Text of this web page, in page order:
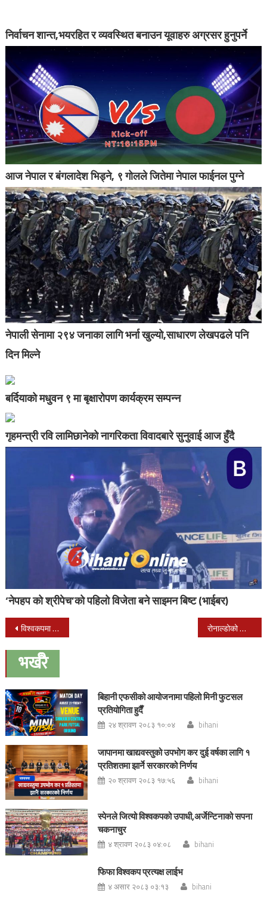
निर्वाचन शान्त,भयरहित र व्यवस्थित बनाउन यूवाहरु अग्रसर हुनुपर्ने
आज नेपाल र बंगलादेश भिड्ने, ९ गोलले जितेमा नेपाल फाईनल पुग्ने
नेपाली सेनामा २९४ जनाका लागि भर्ना खुल्यो,साधारण लेखपढले पनि
दिन मिल्ने
बर्दियाको मधुवन ९ मा बृक्षारोपण कार्यक्रम सम्पन्न
गृहमन्त्री रवि लामिछानेको नागरिकता विवादबारे सुनुवाई आज हुँदै
‘नेपहप को श्रीपेच’को पहिलो विजेता बने साइमन बिष्ट (भाईबर)
Post
navigation
विश्वकपमा आज ३ खेल हुदै : रुससंग साउदी अरबीया ५-० ले पराजीत रोनाल्डोको ह्याट्रिक पुरा : स्पेन र पोर्चुगल बराबरीमा रोकिए
भर्खरै
बिहानी एफसीको आयोजनामा पहिलो मिनी फुटसल
प्रतियोगिता हुदैँ
२४ श्रावण २०८३ १०:०४ bihani
जापानमा खाद्यवस्तुको उपभोग कर दुई वर्षका लागि १
प्रतिशतमा झार्ने सरकारको निर्णय
२० श्रावण २०८३ १७:५६ bihani
स्पेनले जित्यो विश्वकपको उपाधी,अर्जेन्टिनाको सपना
चकनाचुर
४ श्रावण २०८३ ०४:०८ bihani
फिफा विश्वकप प्रत्यक्ष लाईभ
४ असार २०८३ ०३:१३ bihani